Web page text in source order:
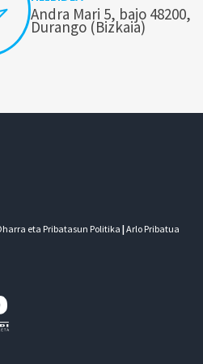
Andra Mari 5, bajo 48200,
Durango (Bizkaia)
eta Pribatasun Politika|Arlo Pribatua